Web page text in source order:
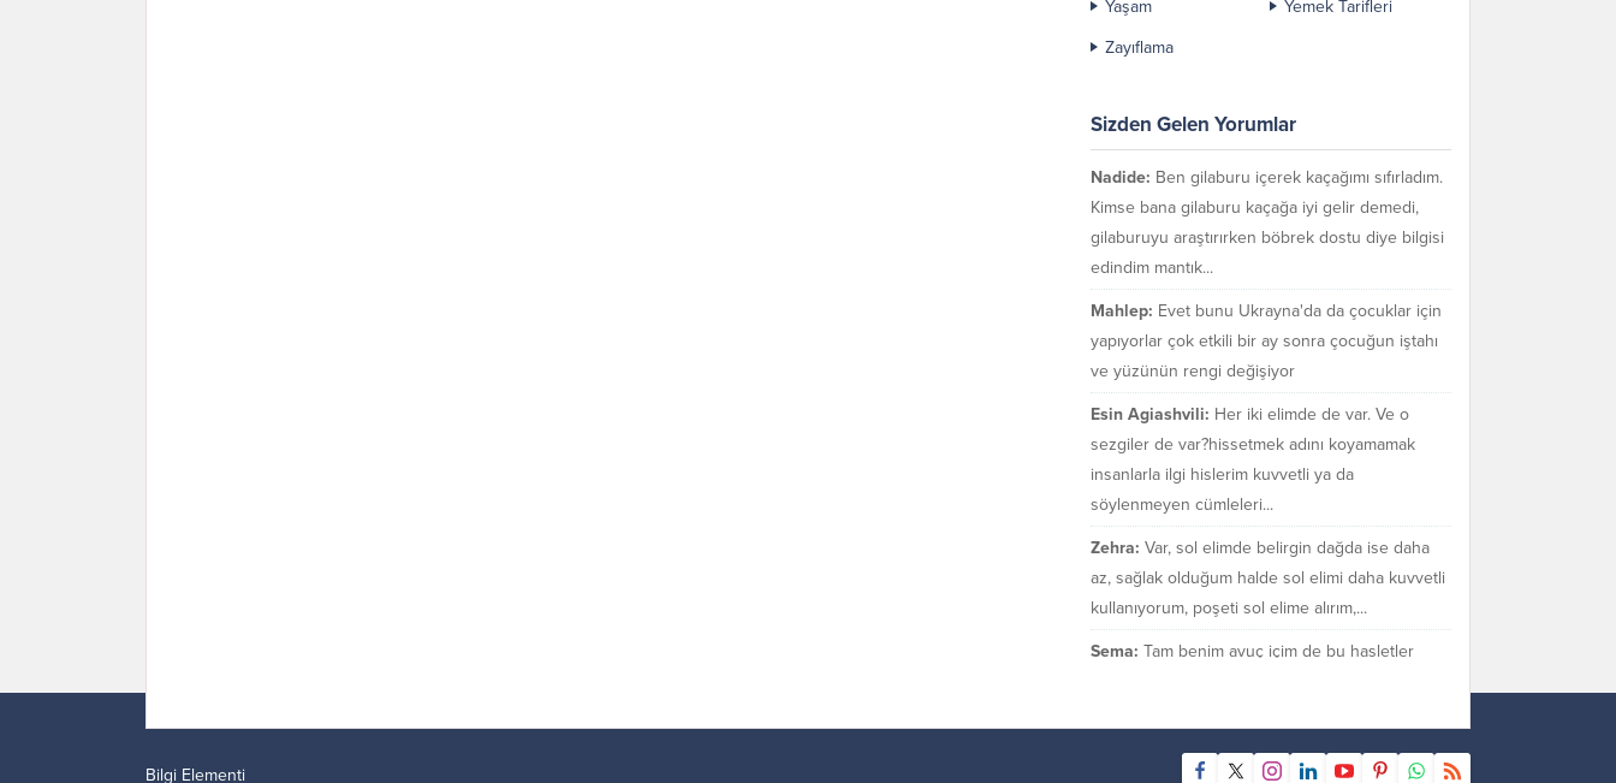
Yaşam
Yemek Tarifleri
Zayıflama
Sizden Gelen Yorumlar
Nadide: Ben gilaburu içerek kaçağımı sıfırladım.
Kimse bana gilaburu kaçağa iyi gelir demedi,
gilaburuyu araştırırken böbrek dostu diye bilgisi
edindim mantık...
Mahlep: Evet bunu Ukrayna'da da çocuklar için
yapıyorlar çok etkili bir ay sonra çocuğun iştahı
ve yüzünün rengi değişiyor
Esin Agiashvili: Her iki elimde de var. Ve o
sezgiler de var?hissetmek adını koyamamak
insanlarla ilgi hislerim kuvvetli ya da
söylenmeyen cümleleri...
Zehra: Var, sol elimde belirgin dağda ise daha
az, sağlak olduğum halde sol elimi daha kuvvetli
kullanıyorum, poşeti sol elime alırım,...
Sema: Tam benim avuç içim de bu hasletler
Bilgi Elementi